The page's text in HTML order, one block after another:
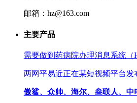
邮箱：hz@163.com
主要产品
需要做到药病院办理消息系统（
两网平易近正在某短视频平台发
傲鲨、众帅、海尔、叁联人、中